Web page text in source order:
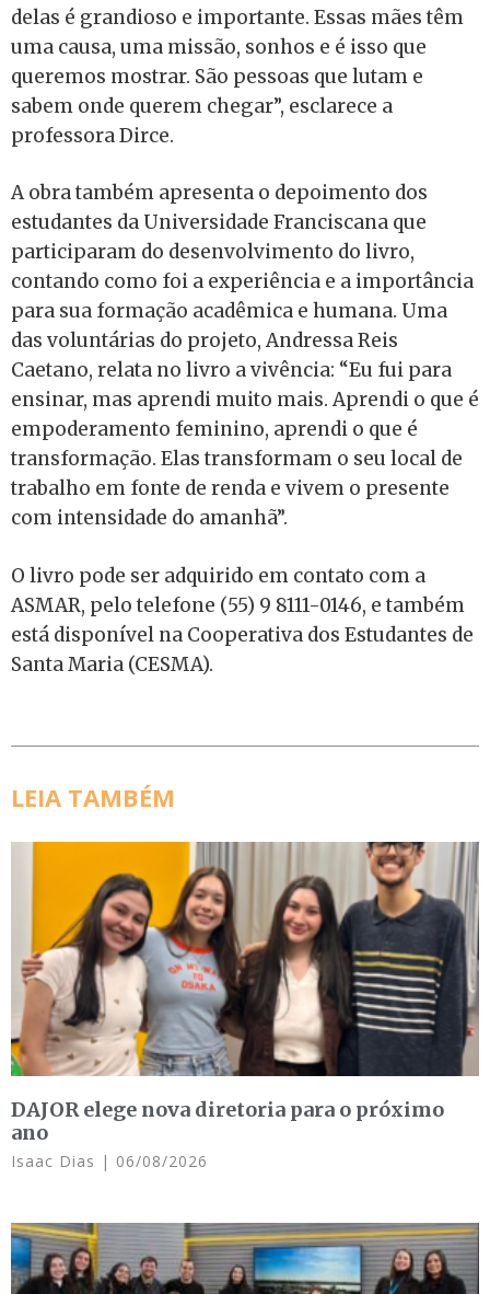
delas é grandioso e importante. Essas mães têm
uma causa, uma missão, sonhos e é isso que
queremos mostrar. São pessoas que lutam e
sabem onde querem chegar”, esclarece a
professora Dirce.
A obra também apresenta o depoimento dos
estudantes da Universidade Franciscana que
participaram do desenvolvimento do livro,
contando como foi a experiência e a importância
para sua formação acadêmica e humana. Uma
das voluntárias do projeto, Andressa Reis
Caetano, relata no livro a vivência: “Eu fui para
ensinar, mas aprendi muito mais. Aprendi o que é
empoderamento feminino, aprendi o que é
transformação. Elas transformam o seu local de
trabalho em fonte de renda e vivem o presente
com intensidade do amanhã”.
O livro pode ser adquirido em contato com a
ASMAR, pelo telefone (55) 9 8111-0146, e também
está disponível na Cooperativa dos Estudantes de
Santa Maria (CESMA).
LEIA TAMBÉM
DAJOR elege nova diretoria para o próximo
ano
Isaac Dias 06/08/2026